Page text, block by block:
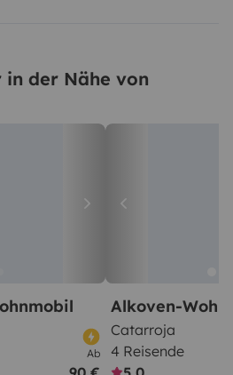
in der Nähe von
Ab
Alkoven-
Catarroja
4 Reisende